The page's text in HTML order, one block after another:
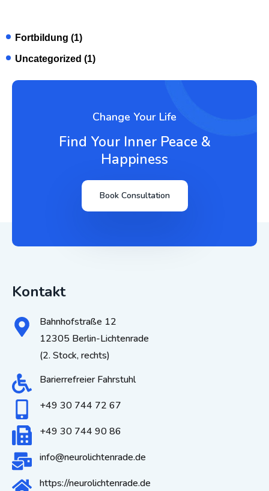
Fortbildung (1)
Uncategorized (1)
Change Your Life
Find Your Inner Peace &
Happiness
Book Consultation
Kontakt
Bahnhofstraße 12
12305 Berlin-Lichtenrade
(2. Stock, rechts)
Barierrefreier Fahrstuhl
+49 30 744 72 67
+49 30 744 90 86
info@neurolichtenrade.de
https://neurolichtenrade.de